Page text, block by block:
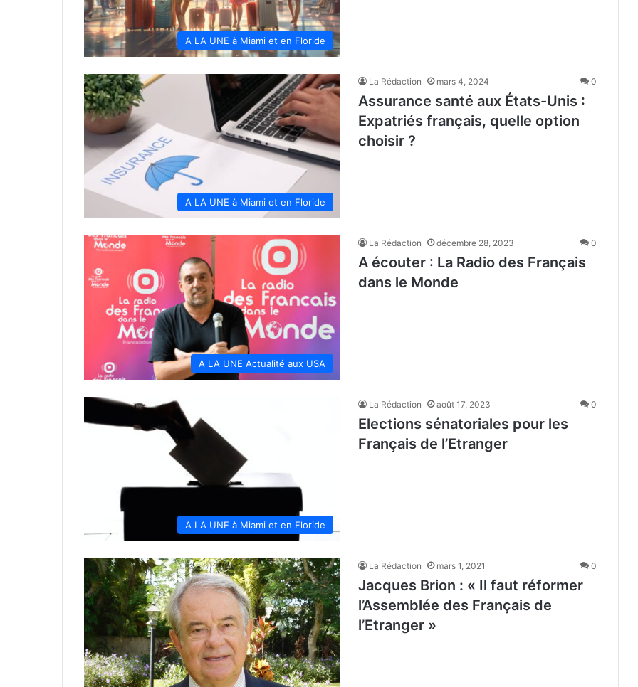
A LA UNE à Miami et en Floride
A LA UNE à Miami et en Floride
La Rédaction mars 4, 2024 0
Assurance santé aux États-Unis :
Expatriés français, quelle option
choisir ?
A LA UNE Actualité aux USA
La Rédaction décembre 28, 2023 0
A écouter : La Radio des Français
dans le Monde
A LA UNE à Miami et en Floride
La Rédaction août 17, 2023 0
Elections sénatoriales pour les
Français de l’Etranger
La Rédaction mars 1, 2021 0
Jacques Brion : « Il faut réformer
l’Assemblée des Français de
l’Etranger »